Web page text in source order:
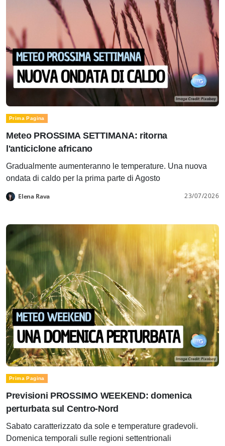
Prima Pagina
Meteo PROSSIMA SETTIMANA: ritorna
l'anticiclone africano
Gradualmente aumenteranno le temperature. Una nuova
ondata di caldo per la prima parte di Agosto
Elena Rava 23/07/2026
Prima Pagina
Previsioni PROSSIMO WEEKEND: domenica
perturbata sul Centro-Nord
Sabato caratterizzato da sole e temperature gradevoli.
Domenica temporali sulle regioni settentrionali